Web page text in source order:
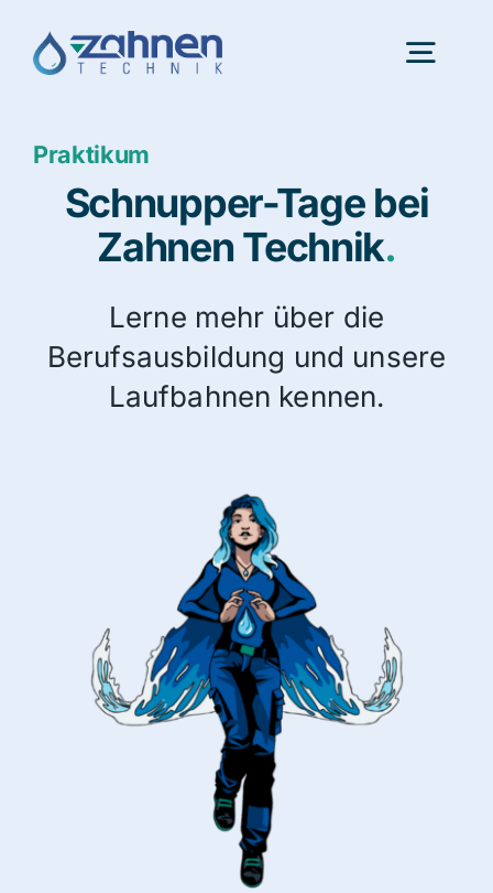
content
Innovation
Karriere
Über uns
Blog
Beratung buchen
Praktikum
Schnupper-Tage bei
Zahnen Technik.
Lerne mehr über die
Berufsausbildung und unsere
Laufbahnen kennen.